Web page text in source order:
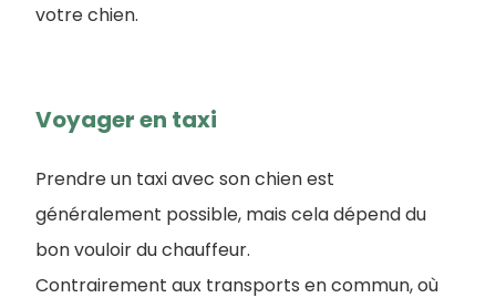
votre chien.
Voyager en taxi
Prendre un taxi avec son chien est
généralement possible, mais cela dépend du
bon vouloir du chauffeur.
Contrairement aux transports en commun, où